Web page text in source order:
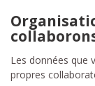
Les données que
propres